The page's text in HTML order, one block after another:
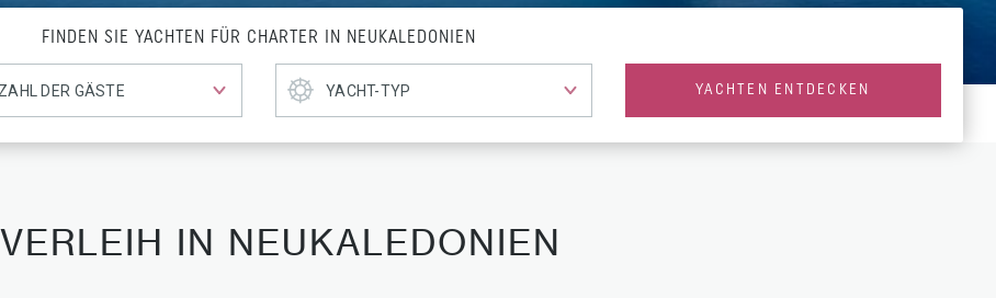
FINDEN SIE YACHTEN FÜR CHARTER IN NEUKALEDONIEN
YACHTEN ENTDECKEN
IN NEUKALEDONIEN